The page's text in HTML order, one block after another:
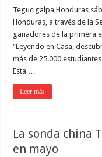
Tegucigalpa,Honduras
Honduras, a través de la
ganadores de la primera
“Leyendo en Casa,
más de 25.000
Esta …
Leer más
La sonda china
en mayo